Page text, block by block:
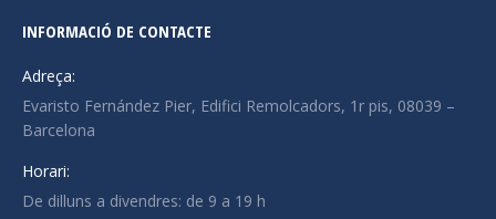
INFORMACIÓ DE CONTACTE
Adreça:
Evaristo Fernández Pier, Edifici Remolcadors, 1r pis, 08039 –
Barcelona
Horari:
De dilluns a divendres: de 9 a 19 h